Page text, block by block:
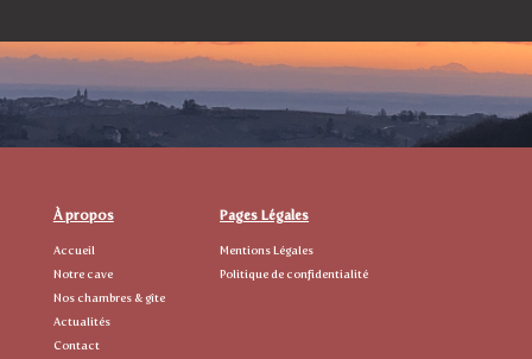
À propos
Accueil
Notre cave
Nos chambres & gîte
Actualités
Contact
Pages Légales
Mentions Légales
Politique de confidentialité